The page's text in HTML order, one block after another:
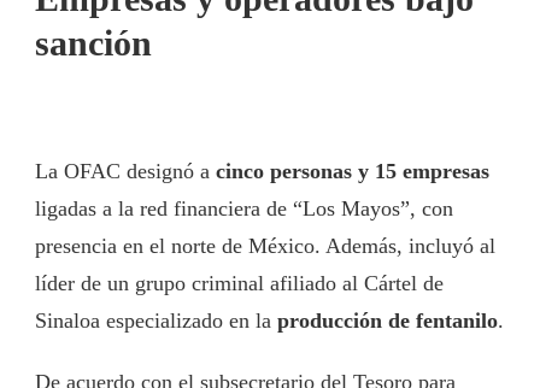
sanción
La OFAC designó a cinco personas y 15 empresas
ligadas a la red financiera de “Los Mayos”, con
presencia en el norte de México. Además, incluyó al
líder de un grupo criminal afiliado al Cártel de
Sinaloa especializado en la producción de fentanilo.
De acuerdo con el subsecretario del Tesoro para